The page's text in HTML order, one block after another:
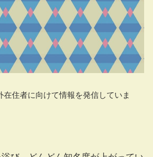
在住者に向けて情報を発信していま